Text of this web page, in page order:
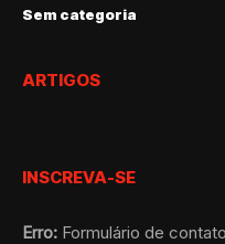
Sem categoria
ARTIGOS
INSCREVA-SE
Erro: Formulário de